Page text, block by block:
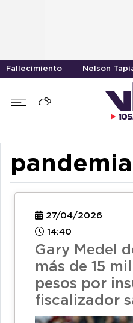
Fallecimiento Nelson
pandemia
27/04/2026
14:40
Gary Medel
más de 15
pesos por
fiscalizador